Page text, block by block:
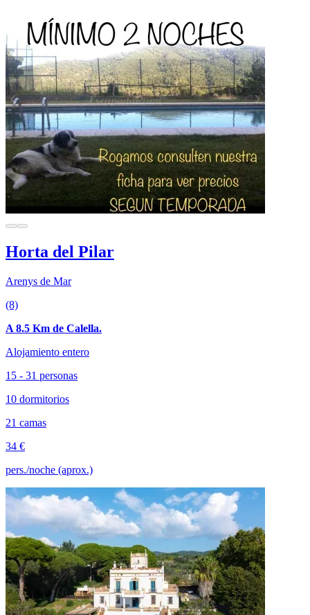
Horta del Pilar
Arenys de Mar
(8)
A 8.5 Km de Calella.
Alojamiento entero
15 - 31 personas
10 dormitorios
21 camas
34 €
pers./noche (aprox.)